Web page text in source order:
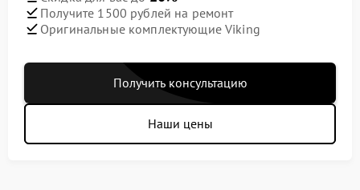
Получите 1500 рублей на ремонт
Оригинальные комплектующие Viking
Получить консультацию
Наши цены